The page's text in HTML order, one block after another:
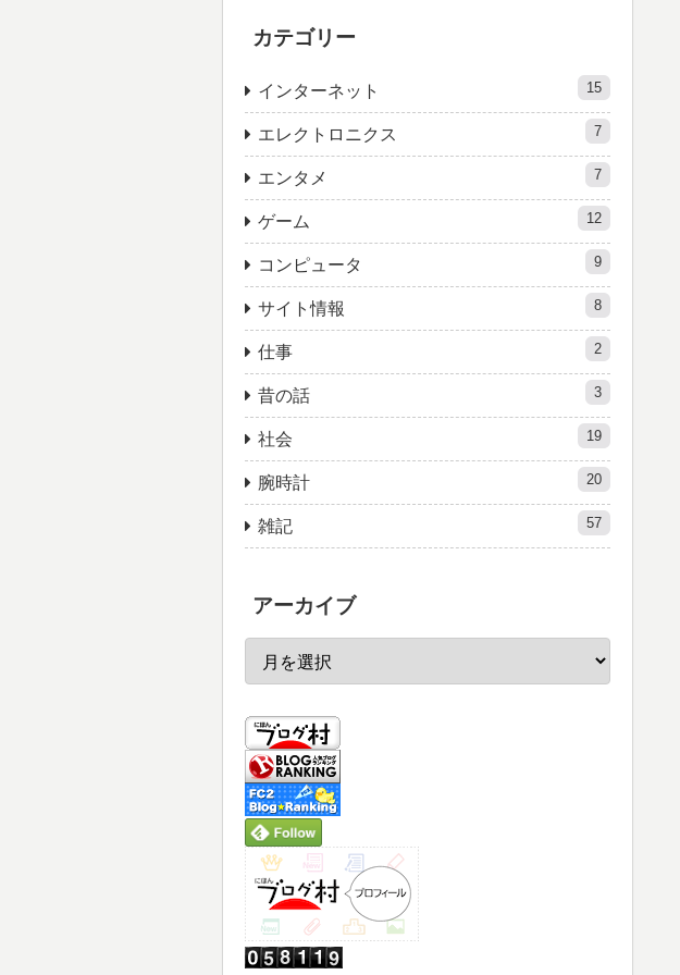
カテゴリー
インターネット 15
エレクトロニクス 7
エンタメ 7
ゲーム 12
コンピュータ 9
サイト情報 8
仕事 2
昔の話 3
社会 19
腕時計 20
雑記 57
アーカイブ